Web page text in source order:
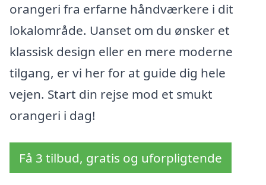
orangeri fra erfarne håndværkere i dit
lokalområde. Uanset om du ønsker et
klassisk design eller en mere moderne
tilgang, er vi her for at guide dig hele
vejen. Start din rejse mod et smukt
orangeri i dag!
Få 3 tilbud, gratis og uforpligtende